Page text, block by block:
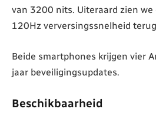
van 3200 nits. Uiteraard zien we
120Hz verversingssnelheid
Beide smartphones krijgen vier
jaar beveiligingsupdates.
Beschikbaarheid